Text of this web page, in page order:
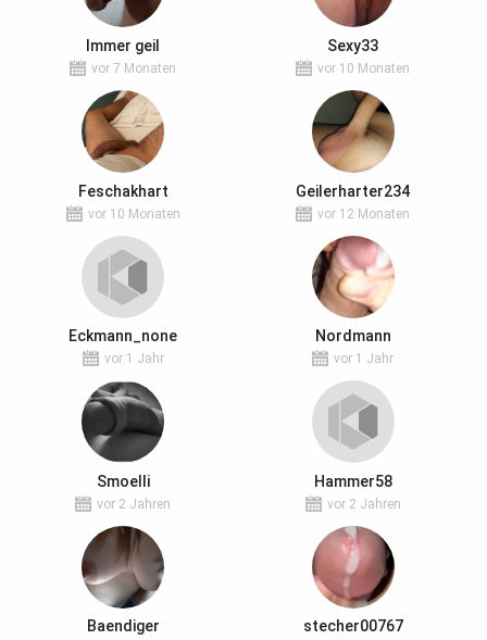
Immer geil
vor 7 Monaten
Sexy33
vor 10 Monaten
Feschakhart
vor 10 Monaten
Geilerharter234
vor 12 Monaten
Eckmann_none
vor 1 Jahr
Nordmann
vor 1 Jahr
Smoelli
vor 2 Jahren
Hammer58
vor 2 Jahren
Baendiger stecher00767